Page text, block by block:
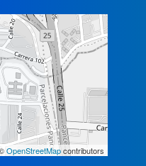
OpenStreetMapcontributors